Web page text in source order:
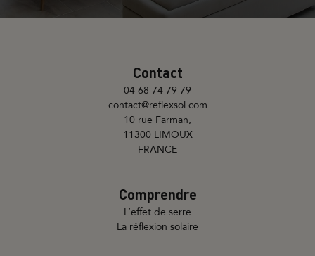
Contact
04 68 74 79 79
contact@reflexsol.com
10 rue Farman,
11300 LIMOUX
FRANCE
Comprendre
L’effet de serre
La réflexion solaire